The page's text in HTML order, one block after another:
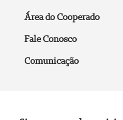
Área do Cooperado
Fale Conosco
Comunicação